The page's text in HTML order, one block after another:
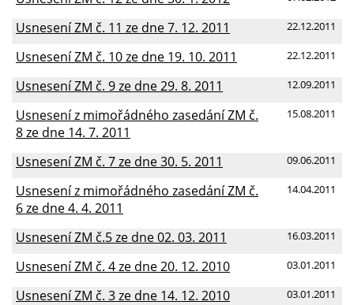
22.12.2011
Usnesení ZM č. 11 ze dne 7. 12. 2011
22.12.2011
Usnesení ZM č. 10 ze dne 19. 10. 2011
12.09.2011
Usnesení ZM č. 9 ze dne 29. 8. 2011
15.08.2011
Usnesení z mimořádného zasedání ZM č.
8 ze dne 14. 7. 2011
09.06.2011
Usnesení ZM č. 7 ze dne 30. 5. 2011
14.04.2011
Usnesení z mimořádného zasedání ZM č.
6 ze dne 4. 4. 2011
16.03.2011
Usnesení ZM č.5 ze dne 02. 03. 2011
03.01.2011
Usnesení ZM č. 4 ze dne 20. 12. 2010
03.01.2011
Usnesení ZM č. 3 ze dne 14. 12. 2010